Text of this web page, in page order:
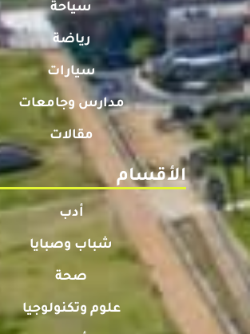
سياحة
رياضة
سيارات
مدارس وجامعات
مقالات
الأقسام
أدب
شباب وصبايا
صحة
علوم وتكنولوجيا